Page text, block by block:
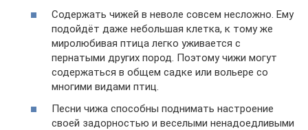
Содержать чижей в неволе совсем несложно. Ему
подойдёт даже небольшая клетка, к тому же
миролюбивая птица легко уживается с
пернатыми других пород. Поэтому чижи могут
содержаться в общем садке или вольере со
многими видами птиц.
Песни чижа способны поднимать настроение
своей задорностью и веселыми ненадоедливыми